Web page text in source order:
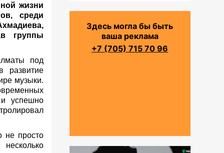
жизни
среди
группы
под
развитие
музыки.
успешно
не просто
Здесь могла бы быть
ваша реклама
+7 (705) 715 70 96